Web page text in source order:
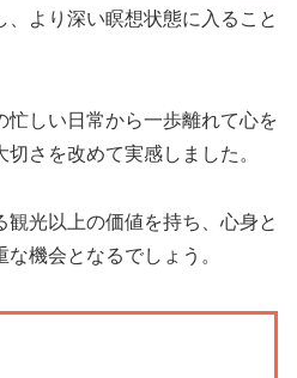
、より深い瞑想状態に入ること
忙しい日常から一歩離れて心を
さを改めて実感しました。
観光以上の価値を持ち、心身と
機会となるでしょう。